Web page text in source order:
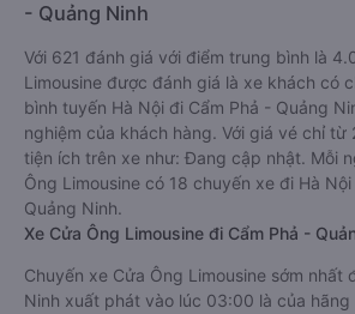
- Quảng Ninh
Với 621 đánh giá với điểm trung bình là
Limousine được đánh giá là xe khách có
bình tuyến Hà Nội đi Cẩm Phả - Quảng
nghiệm của khách hàng. Với giá vé chỉ
tiện ích trên xe như: Đang cập nhật. Mỗi
Ông Limousine có 18 chuyến xe đi Hà
Quảng Ninh.
Xe Cửa Ông Limousine đi Cẩm Phả -
Chuyến xe Cửa Ông Limousine sớm nhất
Ninh xuất phát vào lúc 03:00 là của hãng